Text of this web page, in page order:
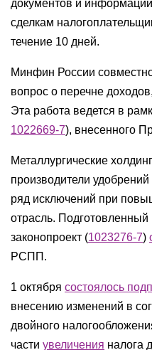
документов и
сделкам
течение 10 дней.
Минфин России
вопрос о перечне
Эта работа ведется в
1022669-7), внесенного
Металлургические
производители удобрений
ряд исключений при
отрасль.
законопроект (1023276-7)
РСПП.
1 октября состоялось
внесению изменений в
двойного
части увеличения налога